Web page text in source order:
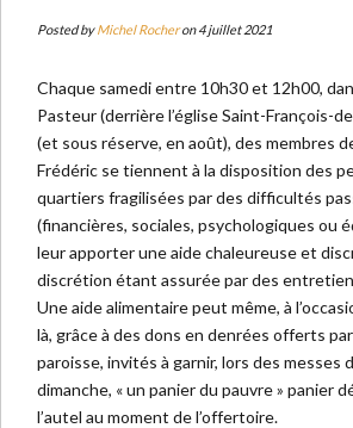
Posted byMichel Rocheron 4 juillet 2021
Chaque samedi entre 10h30 et 12h00,
Pasteur (derrière l’église Saint-François-
(et sous réserve, en août), des membres
Frédéric se tiennent à la disposition des
quartiers fragilisées par des difficultés
(financières, sociales, psychologiques ou
leur apporter une aide chaleureuse et
discrétion étant assurée par des
Une aide alimentaire peut même, à
là, grâce à des dons en denrées offerts
paroisse, invités à garnir, lors des messes
dimanche, « un panier du pauvre » panier
l’autel au moment de l’offertoire.